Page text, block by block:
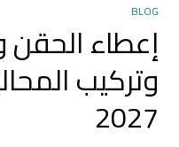
BLOG
إعطاء الحقن
2027